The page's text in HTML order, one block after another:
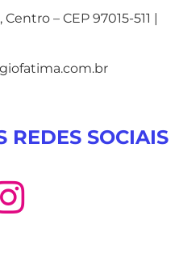
– CEP 97015-511 |
REDES SOCIAIS